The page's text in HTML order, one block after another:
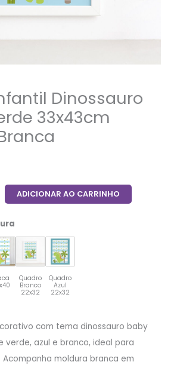
Dinossauro
33x43cm
ADICIONAR AO CARRINHO
Quadro
Branco
22x32
Quadro
Azul
22x32
com tema dinossauro baby
verde, azul e branco, ideal para
moldura branca em